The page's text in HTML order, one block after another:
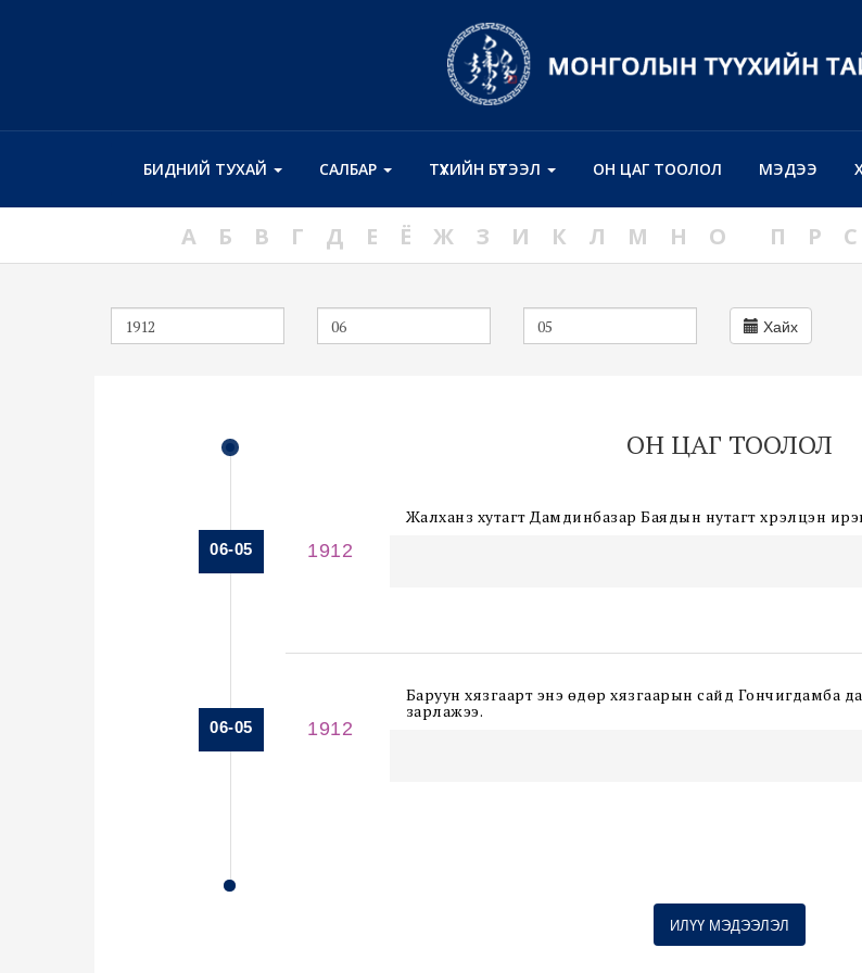
БИДНИЙ ТУХАЙ САЛБАР ТҮҮХИЙН БҮТЭЭЛ ОН ЦАГ ТООЛОЛ МЭДЭЭ
А Б В Г Д Е Ё Ж З И К Л М Н О П Р С
Хайх
ОН ЦАГ ТООЛОЛ
06-05 1912
Жалханз хутагт Дамдинбазар Баядын нутагт хүрэлцэн
06-05 1912
Баруун хязгаарт энэ өдөр хязгаарын сайд Гончигдамба
зарлажээ.
ИЛҮҮ МЭДЭЭЛЭЛ